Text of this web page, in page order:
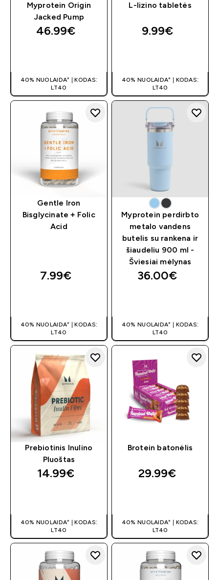
Myprotein Origin
Jacked Pump
46.99€‎
40% NUOLAIDA* | KODAS:
LT40
L-lizino tabletės
9.99€‎
40% NUOLAIDA* | KODAS:
LT40
Gentle Iron
Bisglycinate + Folic
Acid
7.99€‎
40% NUOLAIDA* | KODAS:
LT40
Myprotein perdirbto
metalo vandens
butelis su rankena ir
šiaudeliu 900 ml -
Šviesiai mėlynas
36.00€‎
40% NUOLAIDA* | KODAS:
LT40
Prebiotinis Inulino
Pluoštas
14.99€‎
40% NUOLAIDA* | KODAS:
LT40
Brotein batonėlis
29.99€‎
40% NUOLAIDA* | KODAS:
LT40